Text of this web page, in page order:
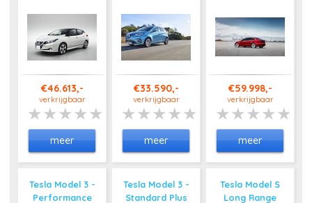
€46.613,-
verkrijgbaar
meer
€33.590,-
verkrijgbaar
meer
€59.998,-
verkrijgbaar
meer
Tesla Model 3 -
Performance
Tesla Model 3 -
Standard Plus
Tesla Model S
Long Range